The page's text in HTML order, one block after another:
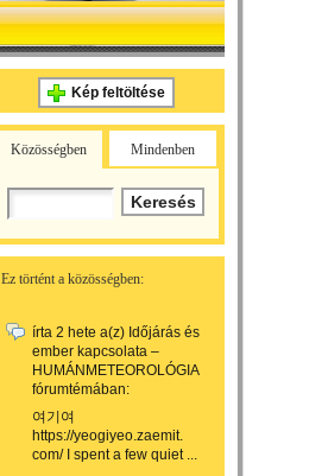
Kép feltöltése
Közösségben Mindenben
Ez történt a közösségben:
írta 2 hete a(z) Időjárás és
ember kapcsolata –
HUMÁNMETEOROLÓGIA
fórumtémában:
여기여
https://yeogiyeo.zaemit.
com/ I spent a few quiet ...